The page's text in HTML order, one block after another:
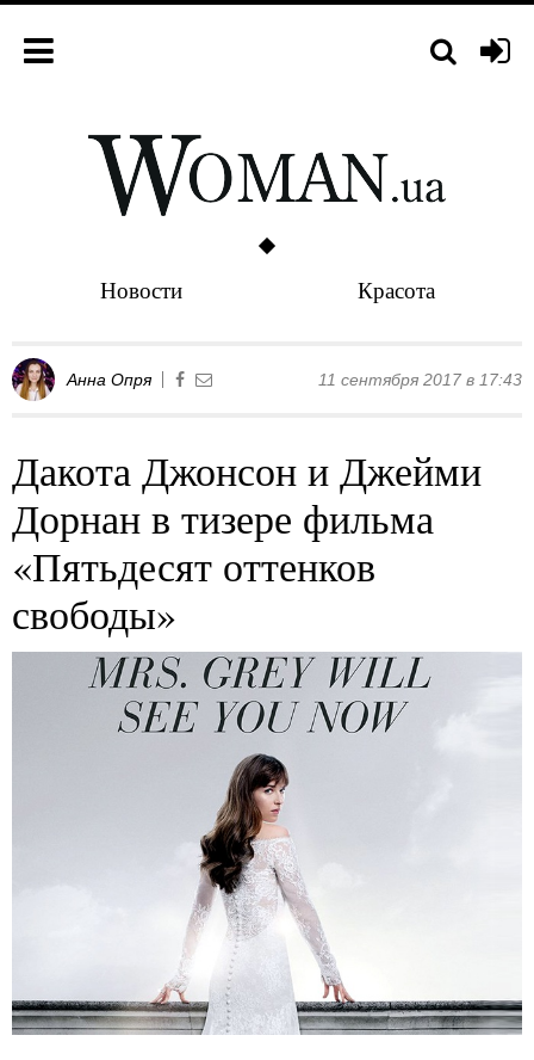
Новости Красота
Анна Опря 11 сентября 2017 в 17:43
Дакота Джонсон и Джейми
Дорнан в тизере фильма
«Пятьдесят оттенков
свободы»